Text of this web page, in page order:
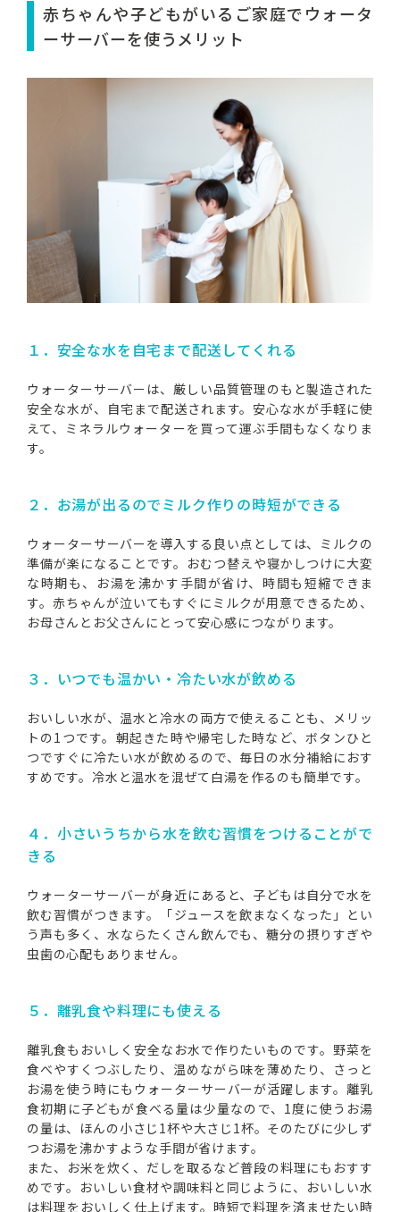
子育て家庭でウォーターサーバーを一か月使っ
てかかる費用は？
ターサーバーの選び方
２．衛生機能の有無・お手入れのしやすさ
３．チャイルドロックの有無
４．お湯の温度設定(エコモード)の有無
５．水のボトルの交換方法
６．子育てプランなどの短期契約期間の有無
赤ちゃんのいるご家庭に嬉しいキャンペーン実
施中！
赤ちゃんや子どもの子育てにおすすめのウォー
ターサーバーを紹介
ウォーターサーバーでのミルクの作り方は？
Q．ウォーターサーバーなら、どの水でもそ
Q．ウォーターサーバーで作ったミルクの保存
時間はどのくらい？
Q．赤ちゃんに水をあげてもいいのはいつか
赤ちゃんのいるご家庭にマーキュロップのウォ
赤ちゃんや子どもがいるご家庭でウォータ
ーサーバーを使うメリット
１．安全な水を自宅まで配送してくれる
ウォーターサーバーは、厳しい品質管理のもと製造された
安全な水が、自宅まで配送されます。安心な水が手軽に使
えて、ミネラルウォーターを買って運ぶ手間もなくなりま
す。
２．お湯が出るのでミルク作りの時短ができる
ウォーターサーバーを導入する良い点としては、ミルクの
準備が楽になることです。おむつ替えや寝かしつけに大変
な時期も、お湯を沸かす手間が省け、時間も短縮できま
す。赤ちゃんが泣いてもすぐにミルクが用意できるため、
お母さんとお父さんにとって安心感につながります。
３．いつでも温かい・冷たい水が飲める
おいしい水が、温水と冷水の両方で使えることも、メリッ
トの1つです。朝起きた時や帰宅した時など、ボタンひと
つですぐに冷たい水が飲めるので、毎日の水分補給におす
すめです。冷水と温水を混ぜて白湯を作るのも簡単です。
４．小さいうちから水を飲む習慣をつけることがで
きる
ウォーターサーバーが身近にあると、子どもは自分で水を
飲む習慣がつきます。「ジュースを飲まなくなった」とい
う声も多く、水ならたくさん飲んでも、糖分の摂りすぎや
虫歯の心配もありません。
５．離乳食や料理にも使える
離乳食もおいしく安全なお水で作りたいものです。野菜を
食べやすくつぶしたり、温めながら味を薄めたり、さっと
お湯を使う時にもウォーターサーバーが活躍します。離乳
食初期に子どもが食べる量は少量なので、1度に使うお湯
の量は、ほんの小さじ1杯や大さじ1杯。そのたびに少しず
つお湯を沸かすような手間が省けます。
また、お米を炊く、だしを取るなど普段の料理にもおすす
めです。おいしい食材や調味料と同じように、おいしい水
は料理をおいしく仕上げます。時短で料理を済ませたい時